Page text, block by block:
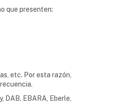
que presenten:
etc. Por esta razón,
DAB, EBARA, Eberle,